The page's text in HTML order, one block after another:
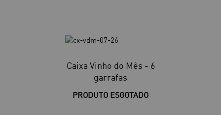
Caixa Vinho do Mês - 6
garrafas
PRODUTO ESGOTADO